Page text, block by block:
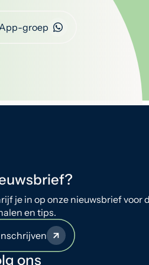
groep
je in op onze nieuwsbrief voor
en tips.
ons